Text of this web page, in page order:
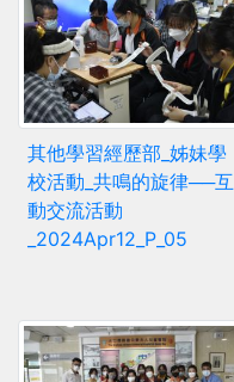
其他學習經歷部_姊妹學
校活動_共鳴的旋律──互
動交流活動
_2024Apr12_P_05